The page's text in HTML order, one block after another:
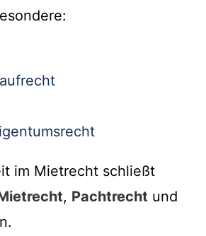
im Mietrecht schließt
, Pachtrecht und